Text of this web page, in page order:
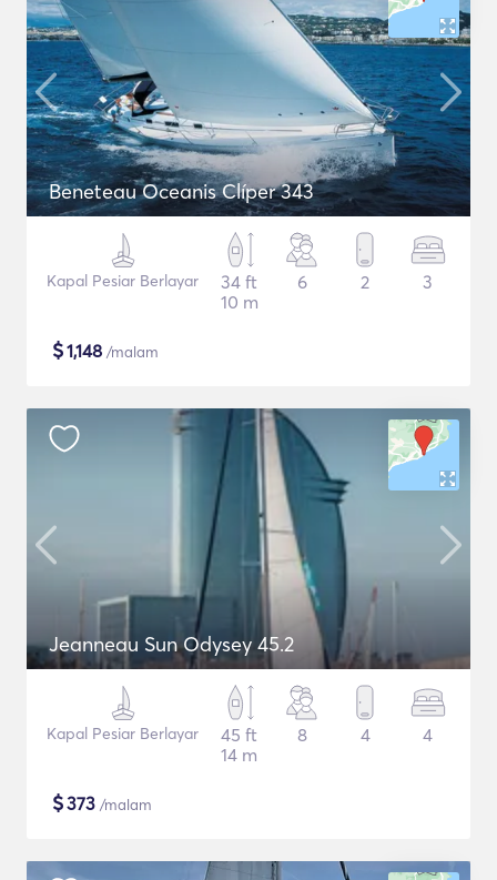
Beneteau Oceanis Clíper 343
Kapal Pesiar Berlayar
34 ft
10 m
6 2 3
$1,148 /malam
Jeanneau Sun Odysey 45.2
Kapal Pesiar Berlayar
45 ft
14 m
8 4 4
$373 /malam